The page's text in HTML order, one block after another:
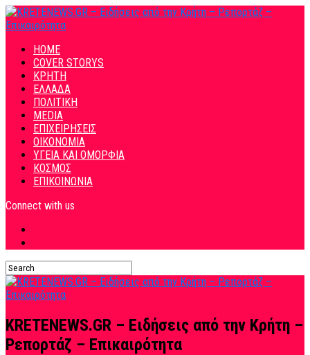
HOME
COVER STORYS
ΚΡΗΤΗ
ΕΛΛΑΔΑ
ΠΟΛΙΤΙΚΗ
MEDIA
ΕΠΙΧΕΙΡΗΣΕΙΣ
ΟΙΚΟΝΟΜΙΑ
ΥΓΕΙΑ ΚΑΙ ΟΜΟΡΦΙΑ
ΚΟΣΜΟΣ
ΕΠΙΚΟΙΝΩΝΙΑ
Connect with us
KRETENEWS.GR – Ειδήσεις από την Κρήτη –
Ρεπορτάζ – Επικαιρότητα